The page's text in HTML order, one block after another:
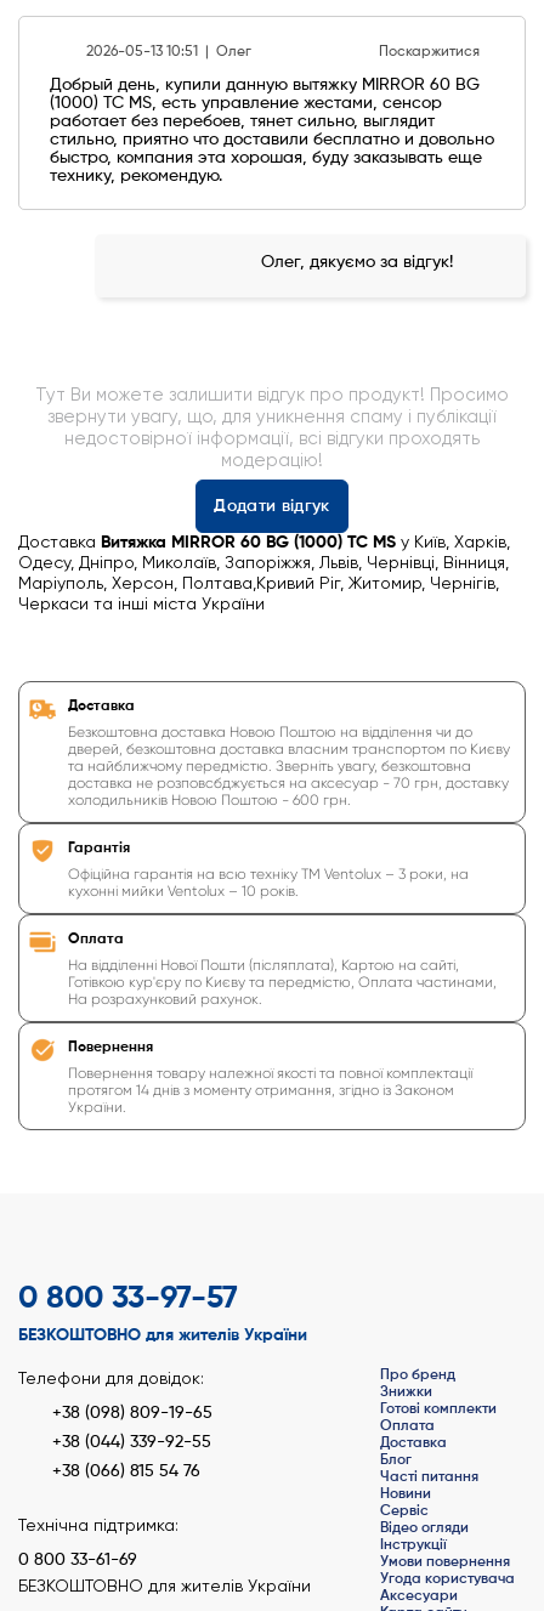
2026-05-13 10:51 | Олег Поскаржитися
Добрый день, купили данную вытяжку MIRROR 60 BG
(1000) TC MS, есть управление жестами, сенсор
работает без перебоев, тянет сильно, выглядит
стильно, приятно что доставили бесплатно и довольно
быстро, компания эта хорошая, буду заказывать еще
технику, рекомендую.
Олег, дякуємо за відгук!
Тут Ви можете залишити відгук про продукт! Просимо
звернути увагу, що, для уникнення спаму і публікації
недостовірної інформації, всі відгуки проходять
модерацію!
Додати відгук
Доставка Витяжка MIRROR 60 BG (1000) TC MS у Київ, Харків,
Одесу, Дніпро, Миколаїв, Запоріжжя, Львів, Чернівці, Вінниця,
Маріуполь, Херсон, Полтава,Кривий Ріг, Житомир, Чернігів,
Черкаси та інші міста України
Доставка
Безкоштовна доставка Новою Поштою на відділення чи до
дверей, безкоштовна доставка власним транспортом по Києву
та найближчому передмістю. Зверніть увагу, безкоштовна
доставка не розповсбджується на аксесуар - 70 грн, доставку
холодильників Новою Поштою - 600 грн.
Гарантія
Офіційна гарантія на всю техніку ТМ Ventolux – 3 роки, на
кухонні мийки Ventolux – 10 років.
Оплата
На відділенні Нової Пошти (післяплата), Картою на сайті,
Готівкою кур'єру по Києву та передмістю, Оплата частинами,
На розрахунковий рахунок.
Повернення
Повернення товару належної якості та повної комплектації
протягом 14 днів з моменту отримання, згідно із Законом
України.
0 800 33-97-57
БЕЗКОШТОВНО для жителів України
Телефони для довідок:
+38 (098) 809-19-65
+38 (044) 339-92-55
+38 (066) 815 54 76
Технічна підтримка:
0 800 33-61-69
БЕЗКОШТОВНО для жителів України
Про бренд
Знижки
Готові комплекти
Оплата
Доставка
Блог
Часті питання
Новини
Сервіс
Відео огляди
Інструкції
Умови повернення
Угода користувача
Аксесуари